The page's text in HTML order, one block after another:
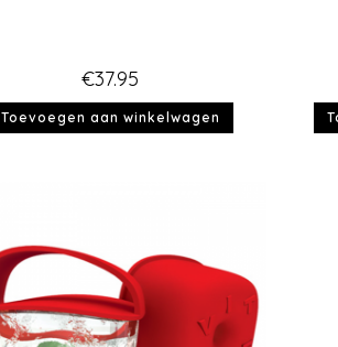
€37.95
Toevoegen aan winkelwagen